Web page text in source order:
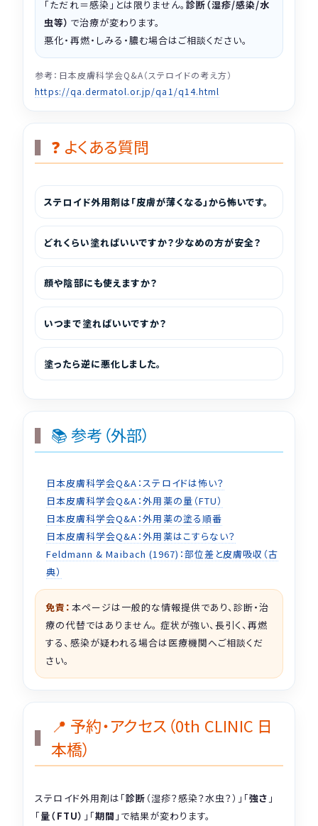
「ただれ＝感染」とは限りません。診断（湿疹/感染/水
虫等） で治療が変わります。
悪化・再燃・しみる・膿む場合はご相談ください。
参考：日本皮膚科学会Q&A（ステロイドの考え方）
https://qa.dermatol.or.jp/qa1/q14.html
❓ よくある質問
ステロイド外用剤は「皮膚が薄くなる」から怖いです。
どれくらい塗ればいいですか？少なめの方が安全？
顔や陰部にも使えますか？
いつまで塗ればいいですか？
塗ったら逆に悪化しました。
📚 参考（外部）
日本皮膚科学会Q&A：ステロイドは怖い？
日本皮膚科学会Q&A：外用薬の量（FTU）
日本皮膚科学会Q&A：外用薬の塗る順番
日本皮膚科学会Q&A：外用薬はこすらない？
Feldmann & Maibach (1967)：部位差と皮膚吸収（古
典）
免責： 本ページは一般的な情報提供であり、診断・治
療の代替ではありません。 症状が強い、長引く、再燃
する、感染が疑われる場合は医療機関へご相談くだ
さい。
📍 予約・アクセス（0th CLINIC 日
本橋）
ステロイド外用剤は「診断 （湿疹？感染？水虫？）」「強さ 」
「量（FTU） 」「期間 」で結果が変わります。